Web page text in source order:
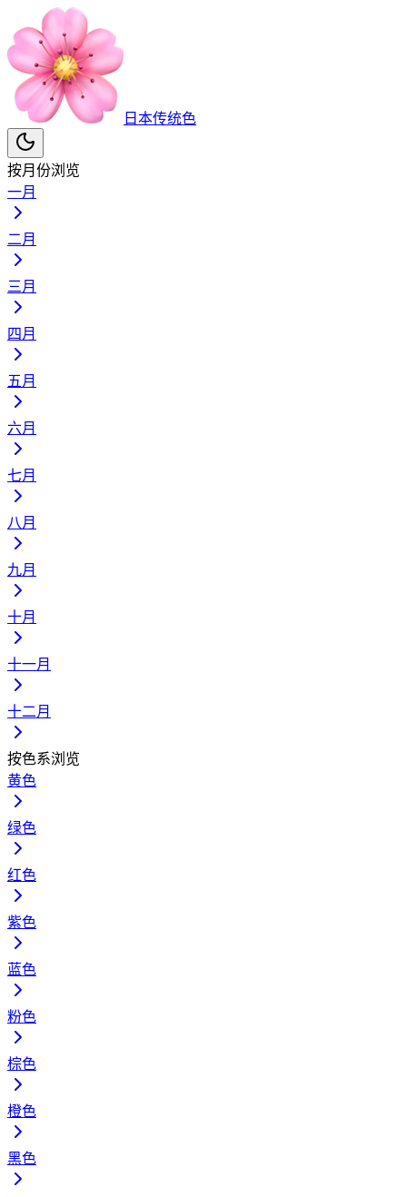
日本传统色
按月份浏览
一月
二月
三月
四月
五月
六月
七月
八月
九月
十月
十一月
十二月
按色系浏览
黄色
绿色
红色
紫色
蓝色
粉色
棕色
橙色
黑色